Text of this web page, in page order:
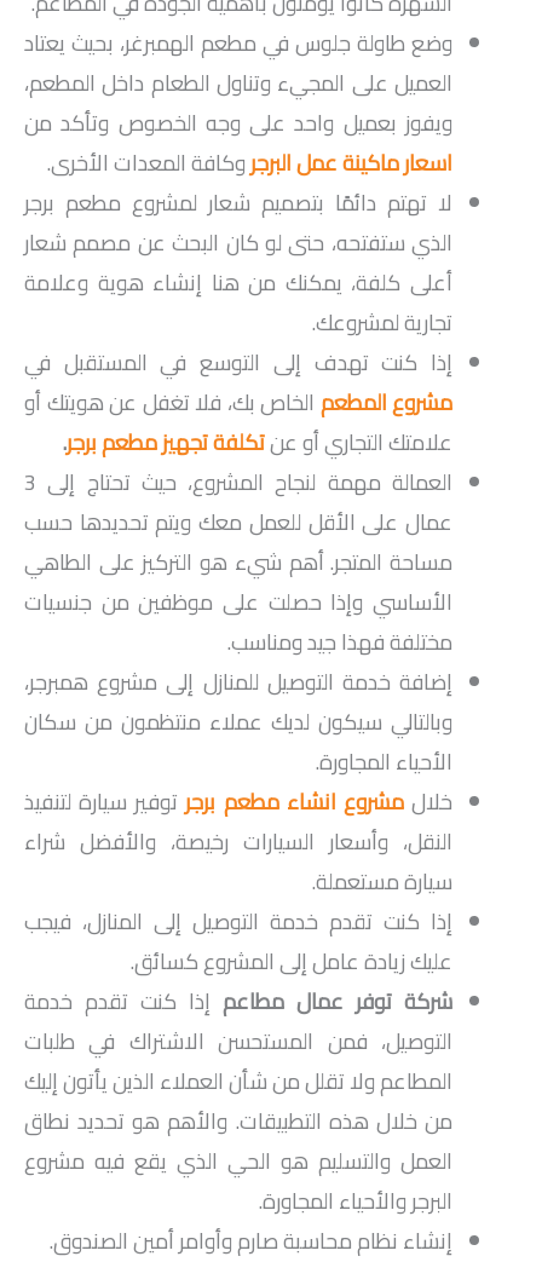
وضع طاولة جلوس في مطعم الهمبرغر، بحيث يعتاد
العميل على المجيء وتناول الطعام داخل المطعم،
ويفوز بعميل واحد على وجه الخصوص وتأكد من
اسعار ماكينة عمل البرجروكافة المعدات الأخرى.
لا تهتم دائمًا بتصميم شعار لمشروع مطعم برجر
الذي ستفتحه، حتى لو كان البحث عن مصمم شعار
أعلى كلفة، يمكنك من هنا إنشاء هوية وعلامة
تجارية لمشروعك.
إذا كنت تهدف إلى التوسع في المستقبل في
مشروع المطعم الخاص بك، فلا تغفل عن هويتك أو
علامتك التجاري أو عنتكلفة تجهيز مطعم برجر.
العمالة مهمة لنجاح المشروع، حيث تحتاج إلى 3
عمال على الأقل للعمل معك ويتم تحديدها حسب
مساحة المتجر. أهم شيء هو التركيز على الطاهي
الأساسي وإذا حصلت على موظفين من جنسيات
مختلفة فهذا جيد ومناسب.
إضافة خدمة التوصيل للمنازل إلى مشروع همبرجر،
وبالتالي سيكون لديك عملاء منتظمون من سكان
الأحياء المجاورة.
خلالمشروع انشاء مطعم برجرتوفير سيارة لتنفيذ
النقل، وأسعار السيارات رخيصة، والأفضل شراء
سيارة مستعملة.
إذا كنت تقدم خدمة التوصيل إلى المنازل، فيجب
عليك زيادة عامل إلى المشروع كسائق.
شركة توفر عمال مطاعم إذا كنت تقدم خدمة
التوصيل، فمن المستحسن الاشتراك في طلبات
المطاعم ولا تقلل من شأن العملاء الذين يأتون إليك
من خلال هذه التطبيقات. والأهم هو تحديد نطاق
العمل والتسليم هو الحي الذي يقع فيه مشروع
البرجر والأحياء المجاورة.
إنشاء نظام محاسبة صارم وأوامر أمين الصندوق.